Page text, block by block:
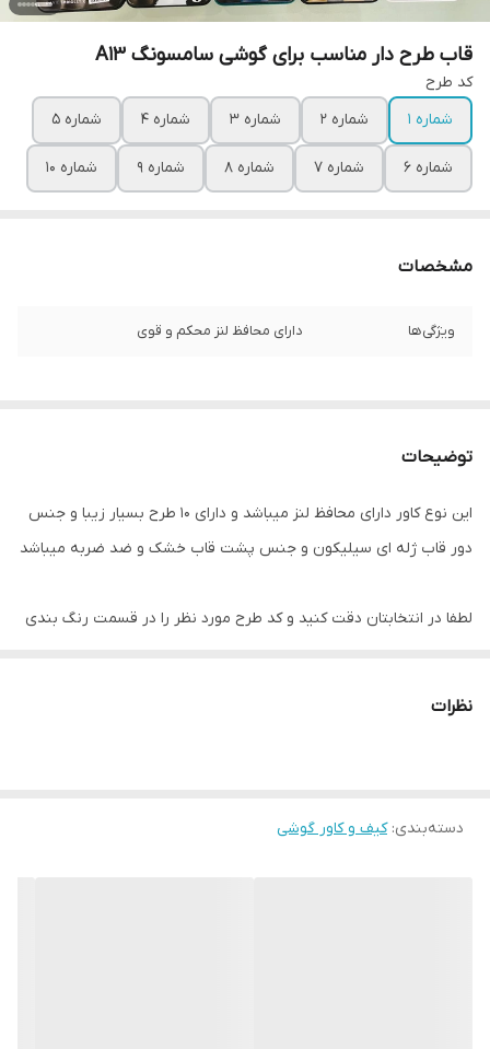
قاب طرح دار مناسب برای گوشی سامسونگ A13
کد طرح
شماره 1
شماره 2 شماره 3 شماره 4 شماره 5
شماره 6 شماره 7 شماره 8 شماره 9 شماره 10
مشخصات
ویژگی‌ها دارای محافظ لنز محکم و قوی
توضیحات
این نوع کاور دارای محافظ لنز میباشد و دارای 10 طرح بسیار زیبا و جنس
دور قاب ژله ای سیلیکون و جنس پشت قاب خشک و ضد ضربه میباشد
لطفا در انتخابتان دقت کنید و کد طرح مورد نظر را در قسمت رنگ بندی
نظرات
دسته‌بندی:کیف و کاور گوشی